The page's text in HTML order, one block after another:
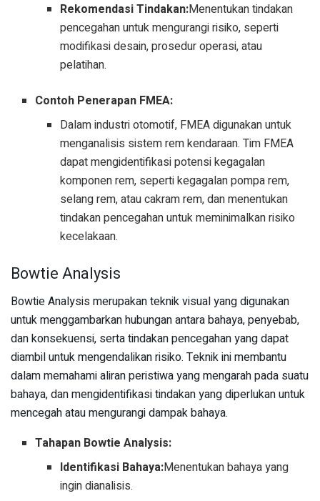
Rekomendasi Tindakan:Menentukan tindakan
pencegahan untuk mengurangi risiko, seperti
modifikasi desain, prosedur operasi, atau
pelatihan.
Contoh Penerapan FMEA:
Dalam industri otomotif, FMEA digunakan untuk
menganalisis sistem rem kendaraan. Tim FMEA
dapat mengidentifikasi potensi kegagalan
komponen rem, seperti kegagalan pompa rem,
selang rem, atau cakram rem, dan menentukan
tindakan pencegahan untuk meminimalkan risiko
kecelakaan.
Bowtie Analysis
Bowtie Analysis merupakan teknik visual yang digunakan
untuk menggambarkan hubungan antara bahaya, penyebab,
dan konsekuensi, serta tindakan pencegahan yang dapat
diambil untuk mengendalikan risiko. Teknik ini membantu
dalam memahami aliran peristiwa yang mengarah pada suatu
bahaya, dan mengidentifikasi tindakan yang diperlukan untuk
mencegah atau mengurangi dampak bahaya.
Tahapan Bowtie Analysis:
Identifikasi Bahaya:Menentukan bahaya yang
ingin dianalisis.